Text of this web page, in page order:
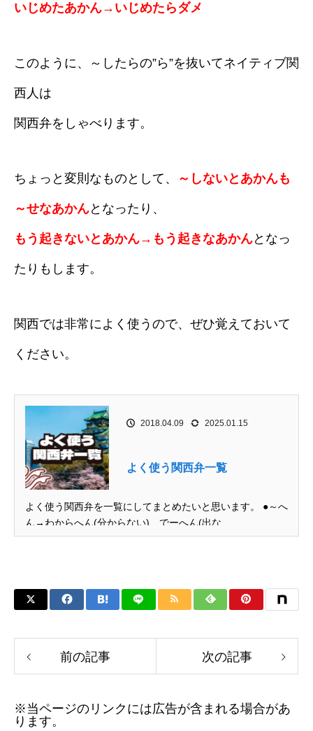
いじめたあかん→いじめたらダメ
このように、～したらの”ら”を抜いてネイティブ関
西人は
関西弁をしゃべります。
ちょっと変則なものとして、 ～しないとあかんも
～せなあかんとなったり、
もう起きないとあかん→もう起きなあかんとなっ
たりもします。
関西では非常によく使うので、ぜひ覚えておいて
ください。
2018.04.09 2025.01.15
よく使う関西弁一覧
よく使う関西弁を一覧にしてまとめたいと思います。 ●～へ
ん→わからへん(分からない)、でーへん(出な...
前の記事 次の記事
※当ページのリンクには広告が含まれる場合があ
ります。